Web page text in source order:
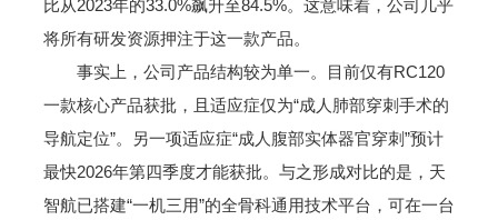
比从2023年的33.0%飙升至84.5%。这意味着，公司几乎
将所有研发资源押注于这一款产品。
事实上，公司产品结构较为单一。目前仅有RC120
一款核心产品获批，且适应症仅为“成人肺部穿刺手术的
导航定位”。另一项适应症“成人腹部实体器官穿刺”预计
最快2026年第四季度才能获批。与之形成对比的是，天
智航已搭建“一机三用”的全骨科通用技术平台，可在一台